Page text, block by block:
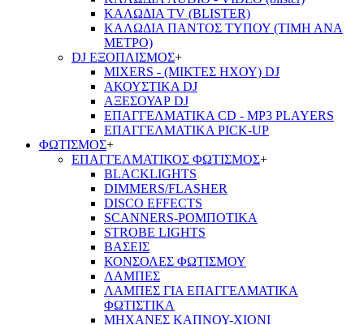
ΚΑΛΩΔΙΑ TV (BLISTER)
ΚΑΛΩΔΙΑ ΠΑΝΤΟΣ ΤΥΠΟΥ (ΤΙΜΗ ΑΝΑ
ΜΕΤΡΟ)
DJ ΕΞΟΠΛΙΣΜΟΣ+
MIXERS - (ΜΙΚΤΕΣ ΗΧΟΥ) DJ
ΑΚΟΥΣΤΙΚΑ DJ
ΑΞΕΣΟΥΑΡ DJ
ΕΠΑΓΓΕΛΜΑΤΙΚΑ CD - ΜΡ3 PLAYERS
ΕΠΑΓΓΕΛΜΑΤΙΚΑ PICK-UP
ΦΩΤΙΣΜΟΣ+
ΕΠΑΓΓΕΛΜΑΤΙΚΟΣ ΦΩΤΙΣΜΟΣ+
BLACKLIGHTS
DIMMERS/FLASHER
DISCO EFFECTS
SCANNERS-ΡΟΜΠΟΤΙΚΑ
STROBE LIGHTS
ΒΑΣΕΙΣ
ΚΟΝΣΟΛΕΣ ΦΩΤΙΣΜΟΥ
ΛΑΜΠΕΣ
ΛΑΜΠΕΣ ΓΙΑ ΕΠΑΓΓΕΛΜΑΤΙΚΑ
ΦΩΤΙΣΤΙΚΑ
ΜΗΧΑΝΕΣ ΚΑΠΝΟΥ-ΧΙΟΝΙ